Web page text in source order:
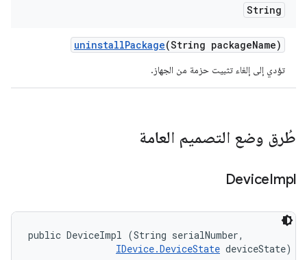
String
uninstallPackage(String packageName)
تؤدي إلى إلغاء تثبيت حزمة من الجهاز.
طُرق وضع التصميم العامة
DeviceImpl
public DeviceImpl (String serialNumber,
IDevice.DeviceState deviceState)